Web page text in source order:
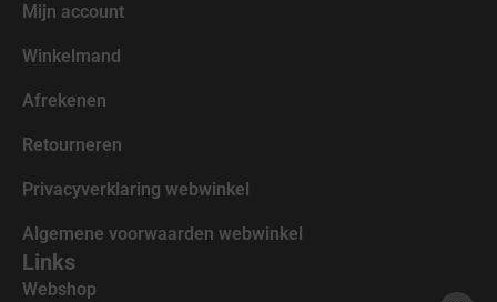
Mijn account
Winkelmand
Afrekenen
Retourneren
Privacyverklaring webwinkel
Algemene voorwaarden webwinkel
Links
Webshop